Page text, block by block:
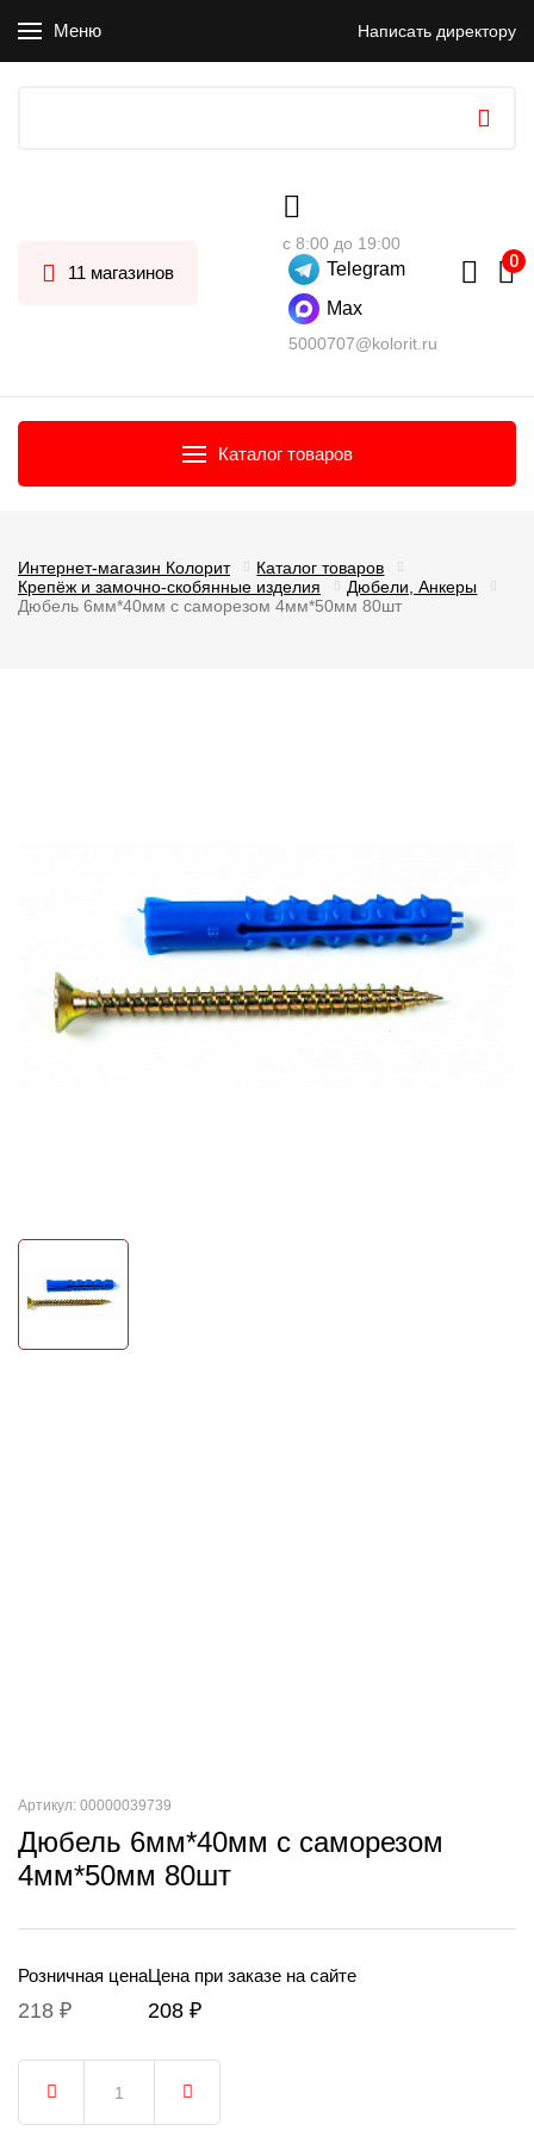
Меню Написать директору
11 магазинов
с 8:00 до 19:00
Telegram
Max
5000707@kolorit.ru
Каталог товаров
Интернет-магазин Колорит
Каталог товаров
Крепёж и замочно-скобянные изделия
Дюбели, Анкеры
Дюбель 6мм*40мм с саморезом 4мм*50мм 80шт
Артикул: 00000039739
Дюбель 6мм*40мм с саморезом
4мм*50мм 80шт
Розничная цена
218 ₽
Цена при заказе на сайте
208 ₽